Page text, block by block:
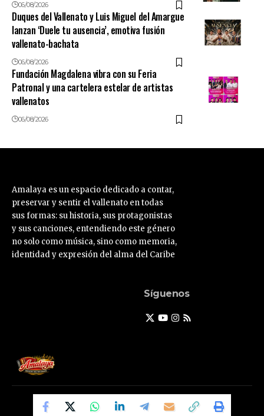
06/08/2026
Duques del Vallenato y Luis Miguel del Amargue
lanzan ‘Duele tu ausencia’, emotiva fusión
vallenato-bachata
06/08/2026
Fundación Magdalena vibra con su Feria
Patronal y una cartelera estelar de artistas
vallenatos
06/08/2026
Amalaya es un espacio dedicado a contar,
preservar y sentir el vallenato en todas
sus formas: su historia, sus protagonistas
y sus canciones, entendiendo este género
no solo como música, sino como memoria,
identidad y expresión del alma del Caribe
Síguenos
© Amalaya.com.co 2025
Powered by Primer Tiempo Deportes SAS